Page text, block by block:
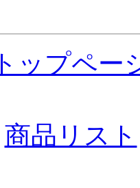
トップペー
商品リスト